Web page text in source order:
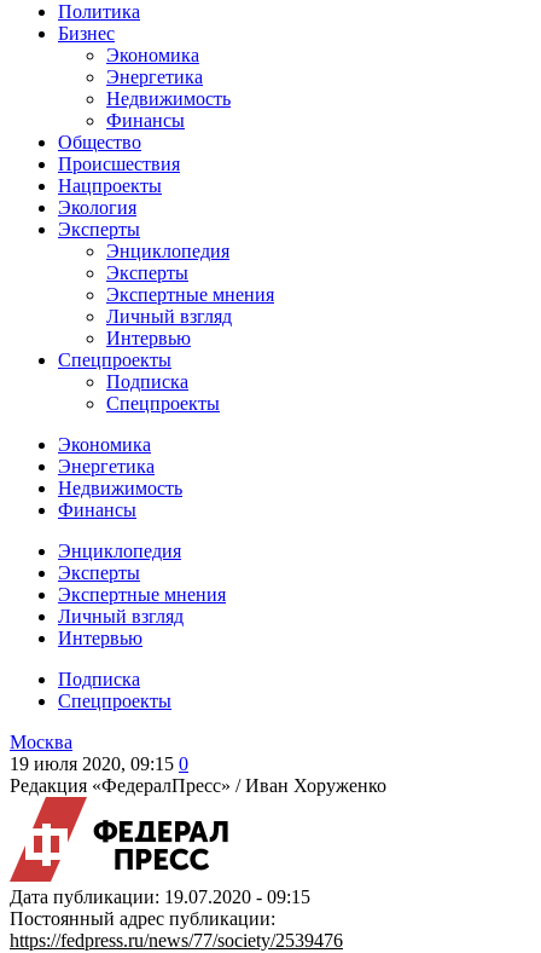
Политика
Бизнес
Экономика
Энергетика
Недвижимость
Финансы
Общество
Происшествия
Нацпроекты
Экология
Эксперты
Энциклопедия
Эксперты
Экспертные мнения
Личный взгляд
Интервью
Спецпроекты
Подписка
Спецпроекты
Экономика
Энергетика
Недвижимость
Финансы
Энциклопедия
Эксперты
Экспертные мнения
Личный взгляд
Интервью
Подписка
Спецпроекты
Москва
19 июля 2020, 09:15 0
Редакция «ФедералПресс» /Иван Хоруженко
Дата публикации: 19.07.2020 - 09:15
Постоянный адрес публикации:
https://fedpress.ru/news/77/society/2539476